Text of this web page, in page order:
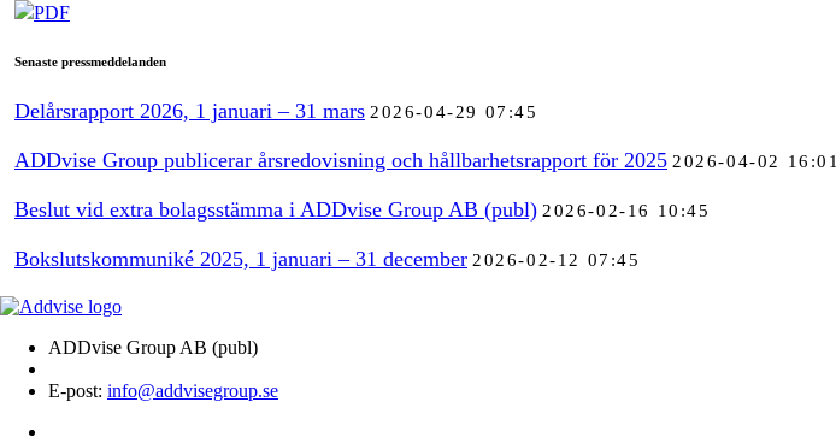
PDF
Senaste pressmeddelanden
Delårsrapport 2026, 1 januari – 31 mars 2026-04-29 07:45
ADDvise Group publicerar årsredovisning och hållbarhetsrapport för 2025 2026-04-02 16:01
Beslut vid extra bolagsstämma i ADDvise Group AB (publ) 2026-02-16 10:45
Bokslutskommuniké 2025, 1 januari – 31 december 2026-02-12 07:45
ADDvise Group AB (publ)
E-post: info@addvisegroup.se